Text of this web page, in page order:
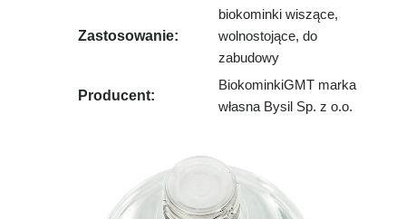
Zastosowanie:
biokominki wiszące,
wolnostojące, do
zabudowy
Producent:
BiokominkiGMT marka
własna Bysil Sp. z o.o.